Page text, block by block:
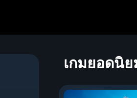
เกมยอดนิย